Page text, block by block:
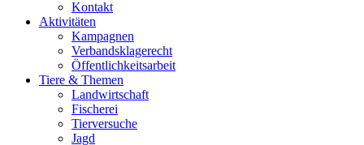
Kontakt
Aktivitäten
Kampagnen
Verbandsklagerecht
Öffentlichkeitsarbeit
Tiere & Themen
Landwirtschaft
Fischerei
Tierversuche
Jagd